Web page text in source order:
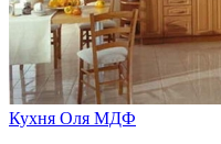
Кухня Оля МДФ